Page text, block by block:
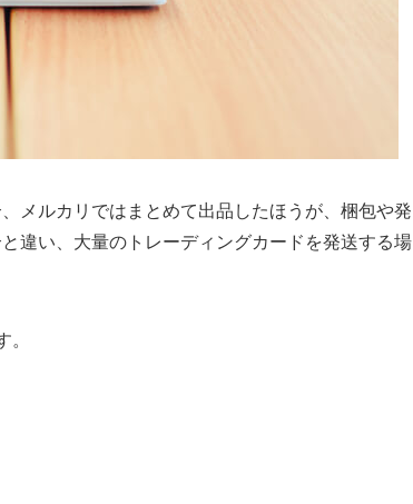
メルカリではまとめて出品したほうが、梱包や発
違い、大量のトレーディングカードを発送する場